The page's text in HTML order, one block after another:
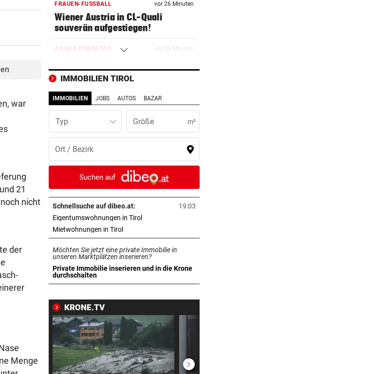
war
21
nicht
der
Menge
FRAUEN-FUSSBALL vor 26 Minuten
Wiener Austria in CL-Quali
souverän aufgestiegen!
AN NUR EINEM TAG: vor 33 Minuten
Wiener Polizei
RADSPORT – DAMEN
Vollering übernimmt Führung bei
der Tour de France
FRAUEN-FUSSBALL-LIGA vor einer Stunde
Salzburgerinnen gewinnen auch
ihr zweites Match
vor einer Stunde
Neuer Skandal! ORF dreht 64.000
Gebührenzahlern ab
„WIR MÜSSEN HANDELN“
Pensionslücke: SPÖ nimmt
Koalition in die Pflicht
ALARM IN BULGARIEN vor einer Stunde
Wohl ukrainische Drohne mit
VERRÜCKTE PARTIE vor einer Stunde
ÖFB-Goalie Wiegele mittendrin in
10-Tore-Spektakel
AUCH STEIRER SIEGEN vor einer Stunde
IMMOBILIEN TIROL
IMMOBILIEN JOBS AUTOS BAZAR
Typ m²
Suchen auf
Schnellsuche auf dibeo.at:
19:03
Eigentumswohnungen in Tirolin neuem Tab öffnen
Mietwohnungen in Tirolin neuem Tab öffnen
Möchten Sie jetzt eine private Immobilie in
unseren Marktplätzen inserieren?
Private Immobilie inserieren und in die Krone
durchschalten
in neuem Tab öffnen
KRONE.TV